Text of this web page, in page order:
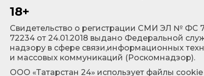
18+
Cвидетельство о регистрации СМИ ЭЛ № ФС
72234 от 24.01.2018 выдано Федеральной
надзору в сфере связи,информационных
и массовых коммуникаций (Роскомнадзор).
ООО «Татарстан 24» использует файлы